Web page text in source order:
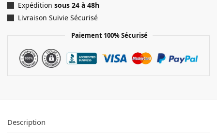
Expédition sous 24 à 48h
Livraison Suivie Sécurisé
Paiement 100% Sécurisé
Description